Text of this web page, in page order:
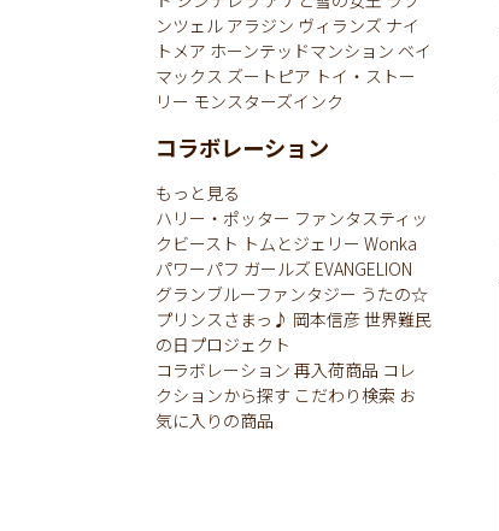
ンツェル アラジン ヴィランズ ナイ
トメア ホーンテッドマンション ベイ
マックス ズートピア トイ・ストー
リー モンスターズインク
コラボレーション
もっと見る
ハリー・ポッター ファンタスティッ
クビースト トムとジェリー Wonka
パワーパフ ガールズ EVANGELION
グランブルーファンタジー うたの☆
プリンスさまっ♪ 岡本信彦世界難民
の日プロジェクト
コラボレーション 再入荷商品 コレ
クションから探す こだわり検索 お
気に入りの商品